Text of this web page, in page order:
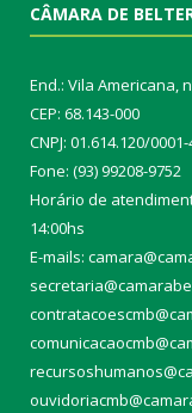
CÂMARA DE
End.: Vila Americana,
CEP: 68.143-000
CNPJ: 01.614.120/0001-
Fone: (93) 99208-9752
Horário de
14:00hs
E-mails: